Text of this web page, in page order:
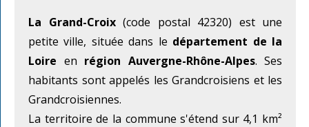
La Grand-Croix(code postal 42320) est une
petite ville, située dans le département de la
Loire en région Auvergne-Rhône-Alpes. Ses
habitants sont appelés les Grandcroisiens et les
Grandcroisiennes.
La territoire de la commune s'étend sur 4,1 km²